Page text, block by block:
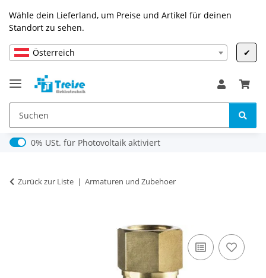
Wähle dein Lieferland, um Preise und Artikel für deinen
Standort zu sehen.
Österreich ✔
0% USt. für Photovoltaik (§ 12 Abs. 3 UStG)
0% USt. für Photovoltaik aktiviert
Zurück zur Liste Armaturen und Zubehoer